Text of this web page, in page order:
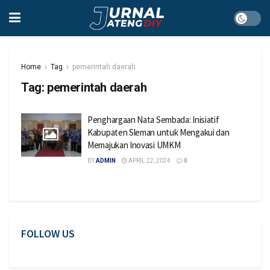
Home Tag pemerintah daerah
Tag: pemerintah daerah
Penghargaan Nata Sembada: Inisiatif
Kabupaten Sleman untuk Mengakui dan
Memajukan Inovasi UMKM
BYADMIN APRIL 22, 2024 0
FOLLOW US